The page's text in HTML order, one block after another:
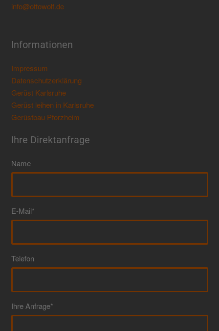
info@ottowolf.de
Informationen
Impressum
Datenschutzerklärung
Gerüst Karlsruhe
Gerüst leihen in Karlsruhe
Gerüstbau Pforzheim
Ihre Direktanfrage
Name
E-Mail*
Telefon
Ihre Anfrage*